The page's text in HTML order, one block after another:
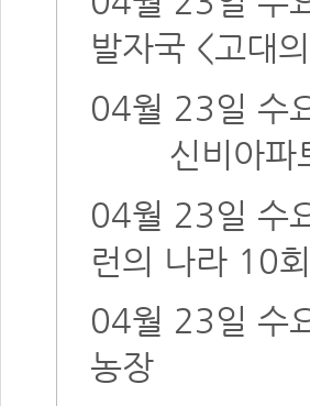
발자국 <고대
04월 23일 수
신비아파
04월 23일 수
런의 나라 10회
04월 23일 수
농장